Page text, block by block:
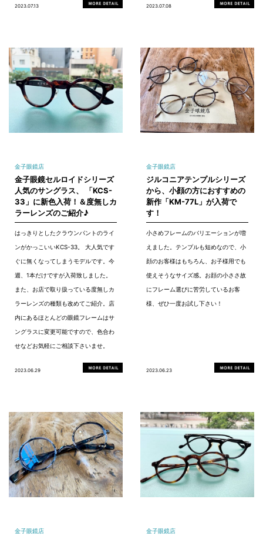
2023.07.13 2023.07.08
金子眼鏡店
金子眼鏡セルロイドシリーズ
人気のサングラス、 「KCS-
33」に新色入荷！＆度無しカ
ラーレンズのご紹介♪
はっきりとしたクラウンパントのライ
ンがかっこいいKCS-33。 大人気です
ぐに無くなってしまうモデルです。今
週、1本だけですが入荷致しました。
また、お店で取り扱っている度無しカ
ラーレンズの種類も改めてご紹介。店
内にあるほとんどの眼鏡フレームはサ
ングラスに変更可能ですので、色合わ
せなどお気軽にご相談下さいませ。
2023.06.29
金子眼鏡店
ジルコニアテンプルシリーズ
から、小顔の方におすすめの
新作「KM-77L」が入荷で
す！
小さめフレームのバリエーションが増
えました。テンプルも短めなので、小
顔のお客様はもちろん、お子様用でも
使えそうなサイズ感。お顔の小ささ故
にフレーム選びに苦労しているお客
様、ぜひ一度お試し下さい！
2023.06.23
金子眼鏡店 金子眼鏡店